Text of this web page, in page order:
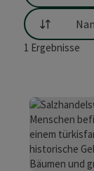
Sortierung
1 Ergebnisse